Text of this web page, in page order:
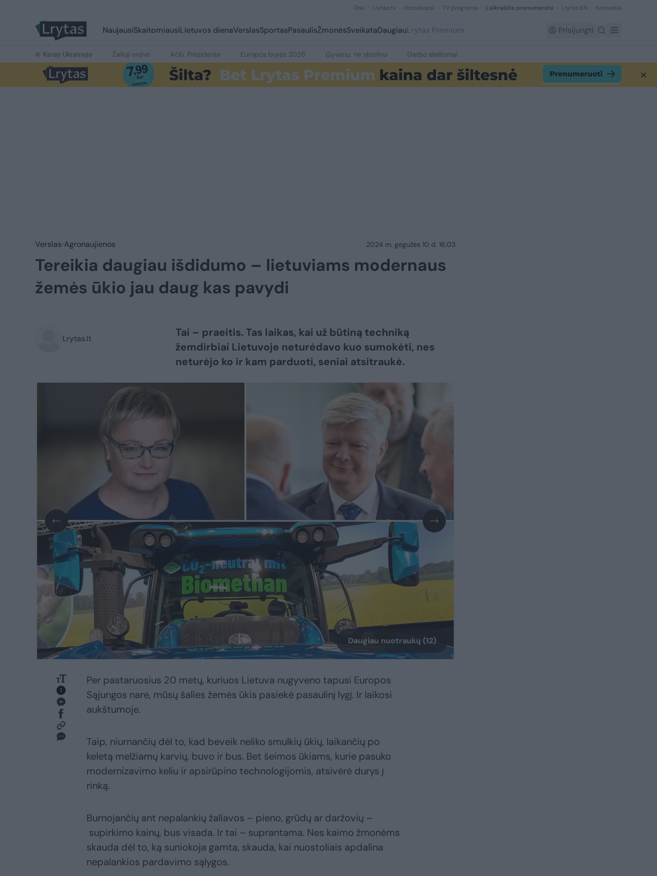
Orai Lrytas.tv Horoskopai TV programa Laikraščio prenumerata Lrytas EN Kontaktai
NaujausiSkaitomiausiLietuvos dienaVerslasSportasPasaulisŽmonėsSveikataDaugiauLrytas Premium Prisijungti
Karas Ukrainoje Žalioji erdvė Ačiū, Prezidente Europos burės 2026 Gyvenu, ne skrolinu Darbo skelbimai
Verslas Agronaujienos 2024 m. gegužės 10 d. 16:03
Tereikia daugiau išdidumo – lietuviams modernaus
žemės ūkio jau daug kas pavydi
Lrytas.lt
Tai – praeitis. Tas laikas, kai už būtiną techniką
žemdirbiai Lietuvoje neturėdavo kuo sumokėti, nes
neturėjo ko ir kam parduoti, seniai atsitraukė.
Daugiau nuotraukų (12)
Per pastaruosius 20 metų, kuriuos Lietuva nugyveno tapusi Europos
Sąjungos nare, mūsų šalies žemės ūkis pasiekė pasaulinį lygį. Ir laikosi
aukštumoje.
Taip, niurnančių dėl to, kad beveik neliko smulkių ūkių, laikančių po
keletą melžiamų karvių, buvo ir bus. Bet šeimos ūkiams, kurie pasuko
modernizavimo keliu ir apsirūpino technologijomis, atsivėrė durys į
rinką.
Burnojančių ant nepalankių žaliavos – pieno, grūdų ar daržovių –
supirkimo kainų, bus visada. Ir tai – suprantama. Nes kaimo žmonėms
skauda dėl to, ką suniokoja gamta, skauda, kai nuostoliais apdalina
nepalankios pardavimo sąlygos.